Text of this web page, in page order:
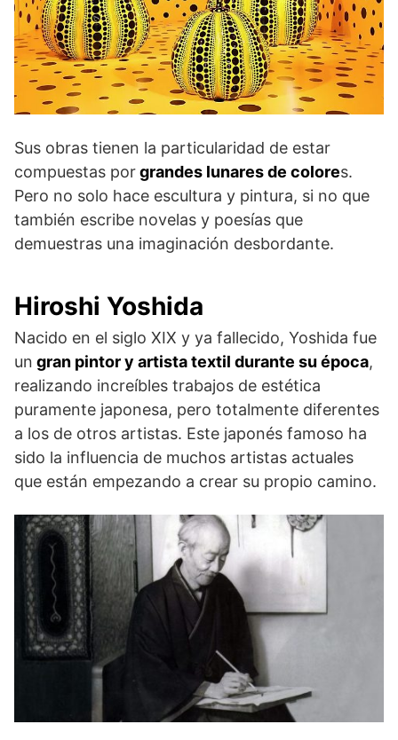
Sus obras tienen la particularidad de estar
compuestas porgrandes lunares de colores.
Pero no solo hace escultura y pintura, si no que
también escribe novelas y poesías que
demuestras una imaginación desbordante.
Hiroshi Yoshida
Nacido en el siglo XIX y ya fallecido, Yoshida fue
un gran pintor y artista textil durante su época,
realizando increíbles trabajos de estética
puramente japonesa, pero totalmente diferentes
a los de otros artistas. Este japonés famoso ha
sido la influencia de muchos artistas actuales
que están empezando a crear su propio camino.